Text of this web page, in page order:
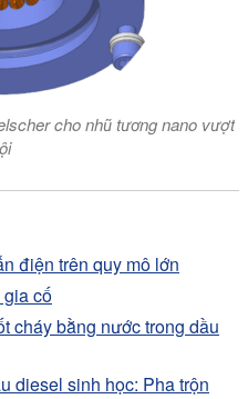
cho nhũ tương nano vượt
điện trên quy mô lớn
cố
cháy bằng nước trong dầu
diesel sinh học: Pha trộn